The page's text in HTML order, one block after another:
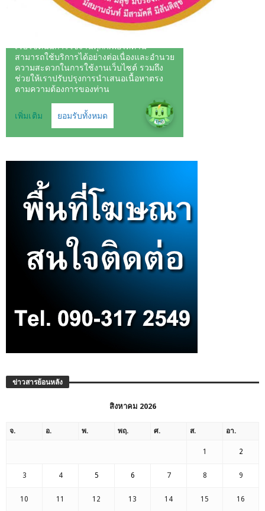
ข่าวสารย้อนหลัง
สิงหาคม 2026
จ. อ. พ. พฤ. ศ. ส. อา.
1 2
3 4 5 6 7 8 9
10 11 12 13 14 15 16